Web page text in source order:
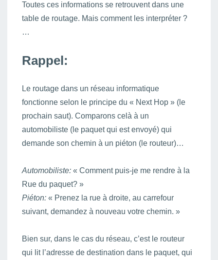
Toutes ces informations se retrouvent dans une
table de routage. Mais comment les interpréter ?
…
Rappel:
Le routage dans un réseau informatique
fonctionne selon le principe du « Next Hop » (le
prochain saut). Comparons celà à un
automobiliste (le paquet qui est envoyé) qui
demande son chemin à un piéton (le routeur)…
Automobiliste: « Comment puis-je me rendre à la
Rue du paquet? »
Piéton: « Prenez la rue à droite, au carrefour
suivant, demandez à nouveau votre chemin. »
Bien sur, dans le cas du réseau, c’est le routeur
qui lit l’adresse de destination dans le paquet, qui